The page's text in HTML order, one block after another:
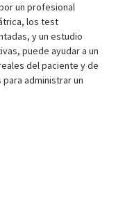
un profesional
los test
y un estudio
puede ayudar a un
del paciente y de
administrar un